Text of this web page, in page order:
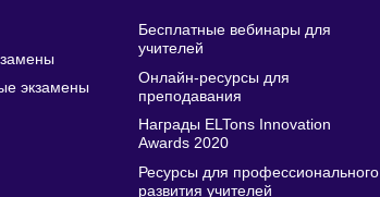
экзамены
Бесплатные вебинары для
учителей
Онлайн-ресурсы для
преподавания
Награды ELTons Innovation
Awards 2020
Ресурсы для профессионального
развития учителей